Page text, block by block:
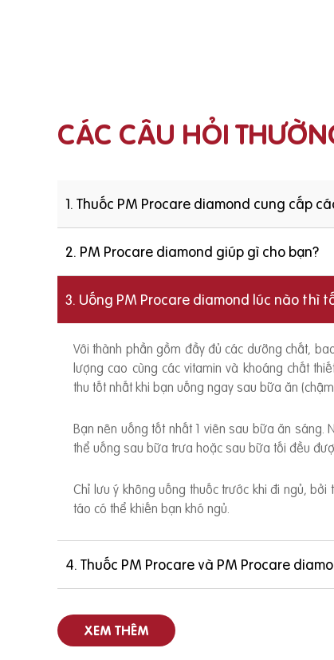
CÁC CÂU HỎI
1. Thuốc PM Procare diamond cung cấp
2. PM Procare diamond giúp gì cho bạn?
3. Uống PM Procare diamond lúc nào thì
Với thành phần gồm đầy đủ các dưỡng chất,
lượng cao cùng các vitamin và khoáng chất
thu tốt nhất khi bạn uống ngay sau bữa ăn
Bạn nên uống tốt nhất 1 viên sau bữa ăn
thể uống sau bữa trưa hoặc sau bữa tối đều
Chỉ lưu ý không uống thuốc trước khi đi ngủ,
táo có thể khiến bạn khó ngủ.
4. Thuốc PM Procare và PM Procare
XEM THÊM